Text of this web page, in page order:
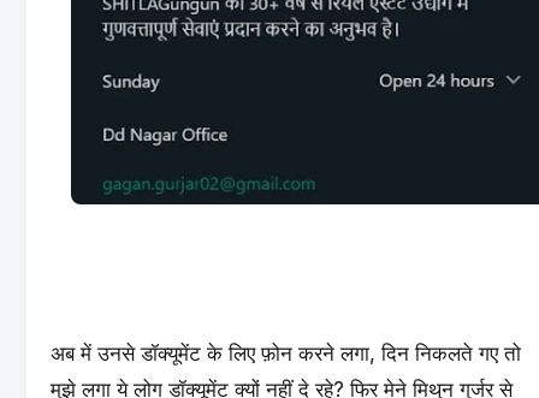
अब में उनसे डॉक्यूमेंट के लिए फ़ोन करने लगा, दिन निकलते गए तो
मुझे लगा ये लोग डॉक्यूमेंट क्यों नहीं दे रहे? फिर मेने मिथुन गुर्जर से